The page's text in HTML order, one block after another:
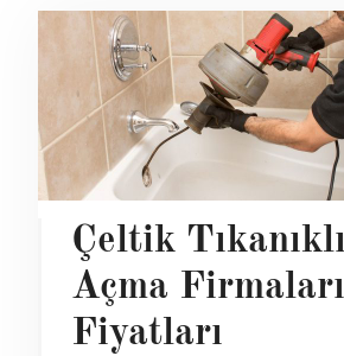
Çeltik
Açma
Fiyatları